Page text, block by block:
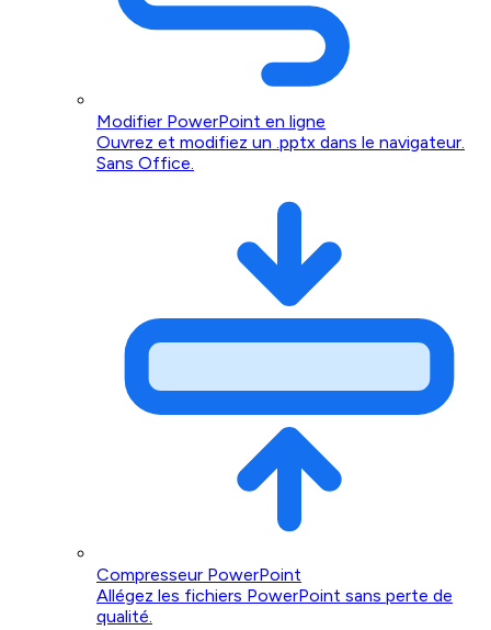
Modifier PowerPoint en ligne
Ouvrez et modifiez un .pptx dans le navigateur.
Sans Office.
Compresseur PowerPoint
Allégez les fichiers PowerPoint sans perte de
qualité.